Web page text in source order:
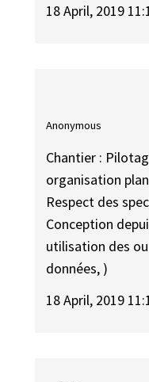
18 April, 2019
Anonymous
Chantier :
organisation
Respect des
Conception
utilisation des
données, )
18 April, 2019